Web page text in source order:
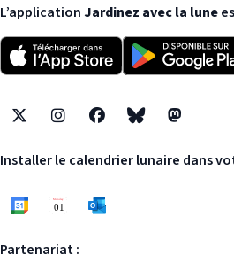
L’application Jardinez avec la lune
X InstagramFacebookBlueskyMastodon
Installer le calendrier lunaire dans
Partenariat :